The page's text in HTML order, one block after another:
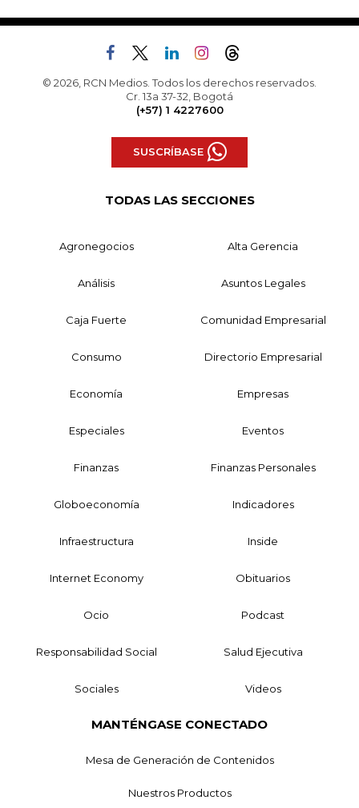
© 2026, RCN Medios. Todos los derechos reservados.
Cr. 13a 37-32, Bogotá
(+57) 1 4227600
SUSCRÍBASE
TODAS LAS SECCIONES
Agronegocios Alta Gerencia
Análisis Asuntos Legales
Caja Fuerte Comunidad Empresarial
Consumo Directorio Empresarial
Economía Empresas
Especiales Eventos
Finanzas Finanzas Personales
Globoeconomía Indicadores
Infraestructura Inside
Internet Economy Obituarios
Ocio Podcast
Responsabilidad Social Salud Ejecutiva
Sociales Videos
MANTÉNGASE CONECTADO
Mesa de Generación de Contenidos
Nuestros Productos